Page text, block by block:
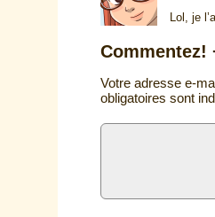
Lol, je
Commentez!
Votre adresse e-
obligatoires sont